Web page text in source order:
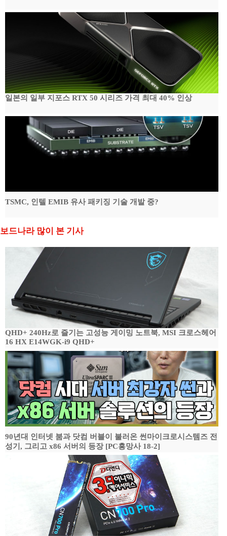
일본의 일부 지포스 RTX 50 시리즈 가격 최대 40% 인상
TSMC, 인텔 EMIB 유사 패키징 기술 개발 중?
보드나라 많이 본 기사
QHD+ 240Hz로 즐기는 고성능 게이밍 노트북, MSI 크로스헤어
16 HX E14WGK-i9 QHD+
90년대 인터넷 붐과 닷컴 버블이 불러온 썬마이크로시스템즈 전
성기, 그리고 x86 서버의 등장 [PC흥망사 18-2]